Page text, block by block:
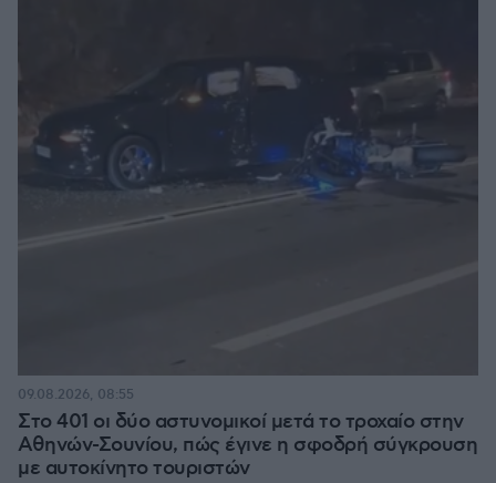
Στο 401 οι δύο αστυνομικοί μετά το τροχαίο στην
Αθηνών-Σουνίου, πώς έγινε η σφοδρή σύγκρουση
με αυτοκίνητο τουριστών
09.08.2026, 08:55